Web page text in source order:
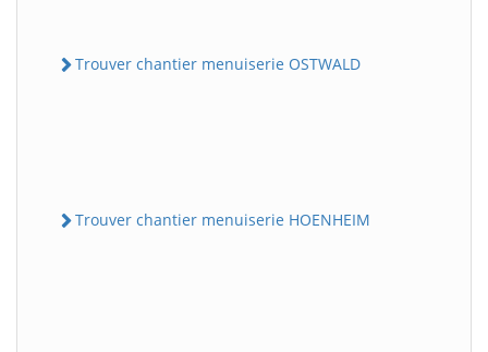
Trouver chantier menuiserie OSTWALD
Trouver chantier menuiserie HOENHEIM